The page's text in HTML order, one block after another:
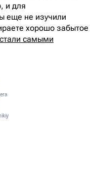
и для
еще не изучили
хорошо забытое
самыми